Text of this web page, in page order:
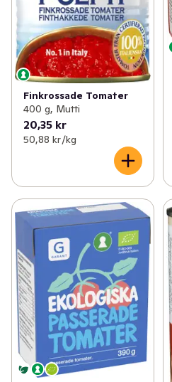
Finkrossade Tomater
400 g, Mutti
20,35 kr
50,88 kr /kg